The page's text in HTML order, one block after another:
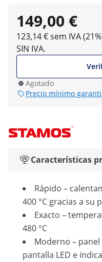
149,00 €
123,14 € sem IVA
SIN IVA.
Agotado
Precio mínimo
Características
Rápido –
400 °C gracias a su
Exacto –
480 °C
Moderno –
pantalla LED e